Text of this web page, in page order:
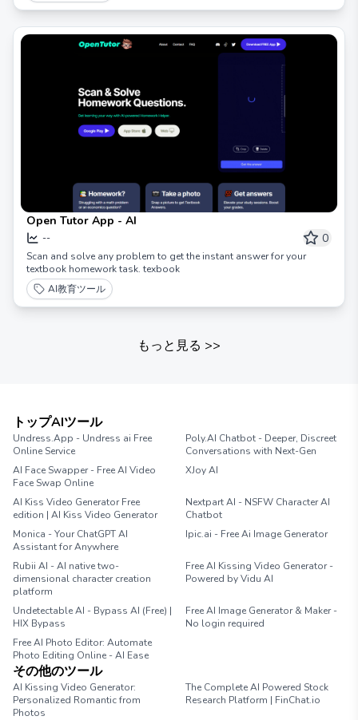
Open Tutor App - AI
-- 0
Scan and solve any problem to get the instant answer for your
textbook homework task. texbook
AI教育ツール
もっと見る >>
トップAIツール
Undress.App - Undress ai Free
Online Service
Poly.AI Chatbot - Deeper, Discreet
Conversations with Next-Gen
AI Face Swapper - Free AI Video
Face Swap Online
XJoy AI
AI Kiss Video Generator Free
edition | AI Kiss Video Generator
Nextpart AI - NSFW Character AI
Chatbot
Monica - Your ChatGPT AI
Assistant for Anywhere
Ipic.ai - Free Ai Image Generator
Rubii AI - AI native two-
dimensional character creation
platform
Free AI Kissing Video Generator -
Powered by Vidu AI
Undetectable AI - Bypass AI (Free) |
HIX Bypass
Free AI Image Generator & Maker -
No login required
Free AI Photo Editor: Automate
Photo Editing Online - AI Ease
その他のツール
AI Kissing Video Generator:
Personalized Romantic from
Photos
The Complete AI Powered Stock
Research Platform | FinChat.io